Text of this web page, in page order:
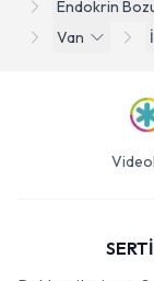
Endokrin
Van